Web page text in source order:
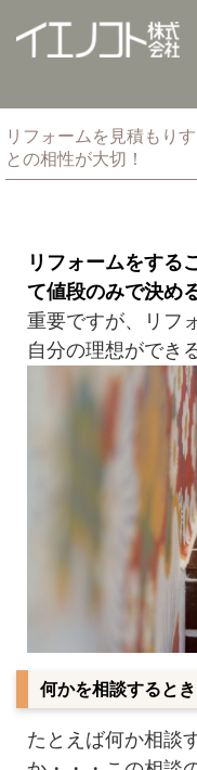
リフォームを見積もり
との相性が大切！
リフォームをする
て値段のみで決め
重要ですが、リフ
自分の理想ができ
何かを相談するとき
たとえば何か相談